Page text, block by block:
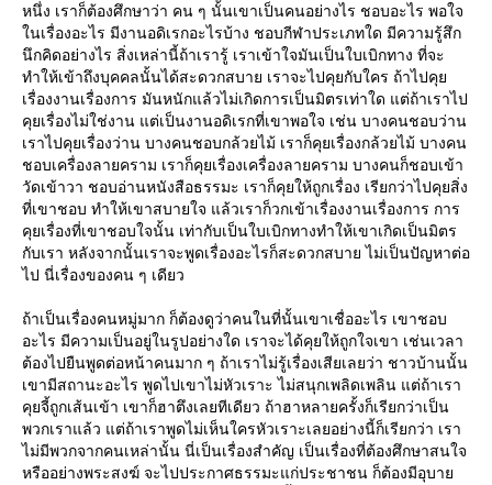
หนึ่ง เราก็ต้องศึกษาว่า คน ๆ นั้นเขาเป็นคนอย่างไร ชอบอะไร พอใจ
นเรื่องอะไร มีงานอดิเรกอะไรบ้าง ชอบกีฬาประเภทใด มีความรู้สึก
นึกคิดอย่างไร สิ่งเหล่านี้ถ้าเรารู้ เราเข้าใจมันเป็นใบเบิกทาง ที่จะ
ทำให้เข้าถึงบุคคลนั้นได้สะดวกสบาย เราจะไปคุยกับใคร ถ้าไปคุ
เรื่องงานเรื่องการ มันหนักแล้วไม่เกิดการเป็นมิตรเท่าใด แต่ถ้าเราไป
คุยเรื่องไม่ใช่งาน แต่เป็นงานอดิเรกที่เขาพอใจ เช่น บางคนชอบว่าน
เราไปคุยเรื่องว่าน บางคนชอบกล้วยไม้ เราก็คุยเรื่องกล้วยไม้ บางคน
ชอบเครื่องลายคราม เราก็คุยเรื่องเครื่องลายคราม บางคนก็ชอบเข้า
วัดเข้าวา ชอบอ่านหนังสือธรรมะ เราก็คุยให้ถูกเรื่อง เรียกว่าไปคุยสิ่ง
ที่เขาชอบ ทำให้เขาสบายใจ แล้วเราก็วกเข้าเรื่องงานเรื่องการ การ
คุยเรื่องที่เขาชอบใจนั้น เท่ากับเป็นใบเบิกทางทำให้เขาเกิดเป็นมิตร
กับเรา หลังจากนั้นเราจะพูดเรื่องอะไรก็สะดวกสบาย ไม่เป็นปัญหาต่อ
ไป นี่เรื่องของคน ๆ เดียว
ถ้าเป็นเรื่องคนหมู่มาก ก็ต้องดูว่าคนในที่นั้นเขาเชื่ออะไร เขาชอบ
อะไร มีความเป็นอยู่ในรูปอย่างใด เราจะได้คุยให้ถูกใจเขา เช่นเวลา
ต้องไปยืนพูดต่อหน้าคนมาก ๆ ถ้าเราไม่รู้เรื่องเสียเลยว่า ชาวบ้านนั้น
เขามีสถานะอะไร พูดไปเขาไม่หัวเราะ ไม่สนุกเพลิดเพลิน แต่ถ้าเรา
คุยจี้ถูกเส้นเข้า เขาก็ฮาตึงเลยทีเดียว ถ้าฮาหลายครั้งก็เรียกว่าเป็น
พวกเราแล้ว แต่ถ้าเราพูดไม่เห็นใครหัวเราะเลยอย่างนี้ก็เรียกว่า เรา
ไม่มีพวกจากคนเหล่านั้น นี่เป็นเรื่องสำคัญ เป็นเรื่องที่ต้องศึกษาสนใจ
หรืออย่างพระสงฆ์ จะไปประกาศธรรมะแก่ประชาชน ก็ต้องมีอุบา